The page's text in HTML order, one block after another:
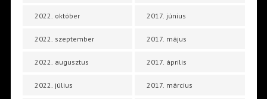
2022. október
2022. szeptember
2022. augusztus
2022. július
2017. június
2017. május
2017. április
2017. március